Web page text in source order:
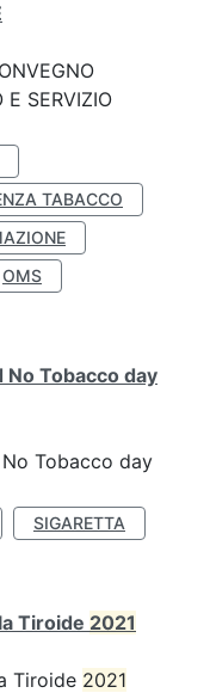
E SERVIZIO
TABACCO
OMS
Tobacco day
Tobacco day
SIGARETTA
Tiroide 2021
Tiroide 2021